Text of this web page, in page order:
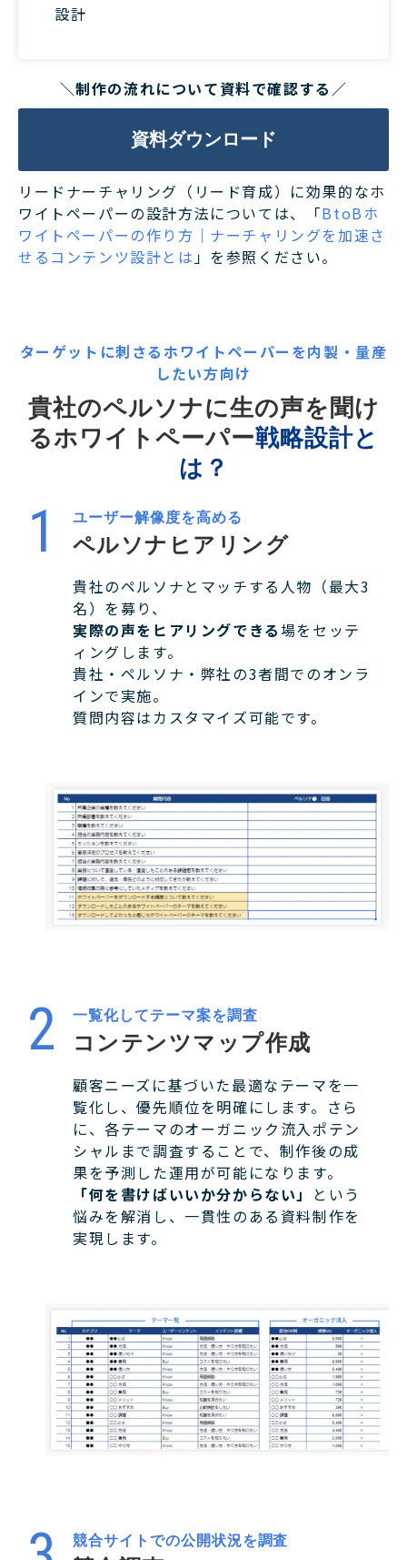
設計
＼制作の流れについて資料で確認する／
資料ダウンロード
リードナーチャリング（リード育成）に効果的なホ
ワイトペーパーの設計方法については、「BtoBホ
ワイトペーパーの作り方｜ナーチャリングを加速さ
せるコンテンツ設計とは」を参照ください。
ターゲットに刺さるホワイトペーパーを内製・量産
したい方向け
貴社のペルソナに生の声を聞け
るホワイトペーパー戦略設計と
は？
ユーザー解像度を高める
ペルソナヒアリング
貴社のペルソナとマッチする人物（最大3
名）を募り、
実際の声をヒアリングできる場をセッテ
ィングします。
貴社・ペルソナ・弊社の3者間でのオンラ
インで実施。
質問内容はカスタマイズ可能です。
一覧化してテーマ案を調査
コンテンツマップ作成
顧客ニーズに基づいた最適なテーマを一
覧化し、優先順位を明確にします。さら
に、各テーマのオーガニック流入ポテン
シャルまで調査することで、制作後の成
果を予測した運用が可能になります。
「何を書けばいいか分からない」
という
悩みを解消し、一貫性のある資料制作を
実現します。
競合サイトでの公開状況を調査